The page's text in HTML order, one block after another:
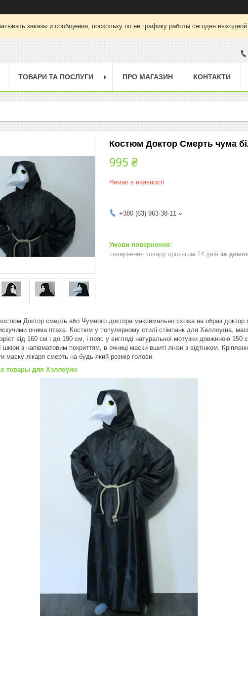
заказы и сообщения, поскольку по ее графику работы сегодня
ТОВАРИ ТА ПОСЛУГИ ПРО МАГАЗИН КОНТАКТИ
Костюм Доктор Смерть чума
995 ₴
Немає в наявності
+380 (63) 963-38-11
повернення товару протягом 14 днів за
Доктор смерть або Чумного доктора максимально схожа на образ доктор
очима птаха. Костюм у популярному стилі стімпанк для Хеллоуїна,
від 160 см і до 190 см, і пояс у вигляді натуральної мотузки довжиною
шкіри з напівматовим покриттям, в очниці маски вшиті лінзи з відтінком.
маску лікаря смерть на будь-який розмір голови.
товары для Хэллоуин